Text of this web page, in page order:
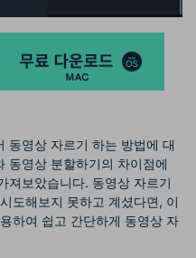
동영상 자르기 하는 방법에 대
동영상 분할하기의 차이점에
져보았습니다. 동영상 자르기
도해보지 못하고 계셨다면, 이
하여 쉽고 간단하게 동영상 자